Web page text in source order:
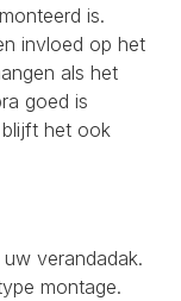
is.
invloed op het
als het
goed is
het ook
verandadak.
montage.